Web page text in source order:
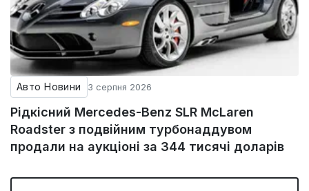
Авто Новини 3 серпня 2026
Рідкісний Mercedes-Benz SLR McLaren
Roadster з подвійним турбонаддувом
продали на аукціоні за 344 тисячі доларів